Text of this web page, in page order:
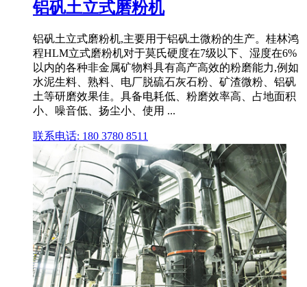
铝矾土立式磨粉机
铝矾土立式磨粉机,主要用于铝矾土微粉的生产。桂林鸿
程HLM立式磨粉机对于莫氏硬度在7级以下、湿度在6%
以内的各种非金属矿物料具有高产高效的粉磨能力,例如
水泥生料、熟料、电厂脱硫石灰石粉、矿渣微粉、铝矾
土等研磨效果佳。具备电耗低、粉磨效率高、占地面积
小、噪音低、扬尘小、使用 ...
联系电话: 180 3780 8511